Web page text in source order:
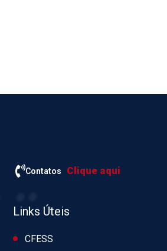
Contatos Clique aqui
Links Úteis
CFESS